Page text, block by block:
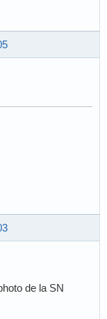
de la SN